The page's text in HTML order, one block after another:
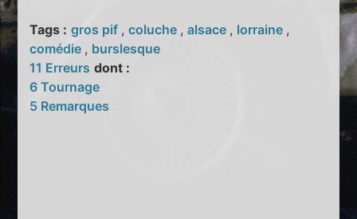
Tags : gros pif ,coluche ,alsace , lorraine ,
comédie , burslesque
11 Erreurs dont :
6 Tournage
5 Remarques